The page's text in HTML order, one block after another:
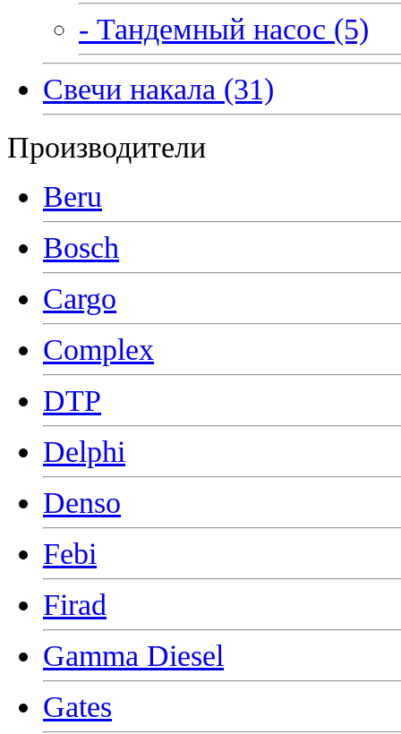
- Тандемный насос (5)
Свечи накала (31)
Производители
Beru
Bosch
Cargo
Complex
DTP
Delphi
Denso
Febi
Firad
Gamma Diesel
Gates